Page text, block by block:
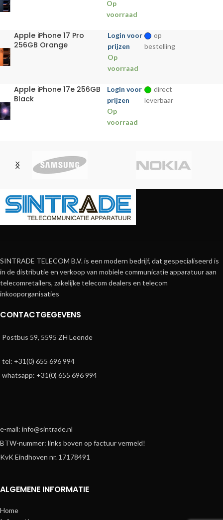
Op
voorraad
Apple iPhone 17 Pro
256GB Orange
Login voor
prijzen
Op
voorraad
op
bestelling
Apple iPhone 17e 256GB
Black
Login voor
prijzen
Op
voorraad
direct
leverbaar
SINTRADE TELECOM B.V. is een modern bedrijf, dat gespecialiseerd is
in de distributie en verkoop van mobiele communicatie apparatuur aan
telecomretailers, zakelijke telecom dealers en telecom
inkooporganisaties
CONTACTGEGEVENS
Postbus 59, 5595 ZH Leende
tel: +31(0) 655 696 994
whatsapp: +31(0) 655 696 994
e-mail: info@sintrade.nl
BTW-nummer: links boven op factuur vermeld!
KvK Eindhoven nr. 17178491
ALGEMENE INFORMATIE
Home